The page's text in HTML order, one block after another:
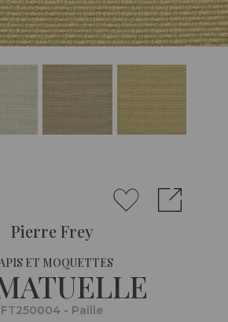
Pierre Frey
ET MOQUETTES
FT250004 - Paille